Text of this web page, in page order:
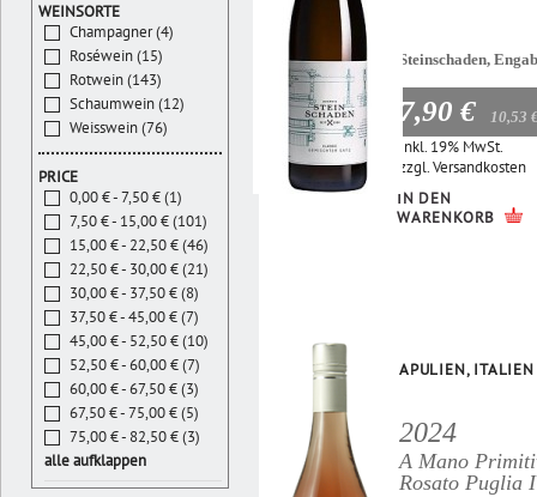
Steinschaden,
7,90 € 10,53
Inkl. 19% MwSt.
zzgl.Versandkosten
IN DEN
WARENKORB
APULIEN, ITALIEN
2024
A Mano
Rosato Puglia
WEINSORTE
Champagner (4)
Roséwein (15)
Rotwein (143)
Schaumwein (12)
Weisswein (76)
PRICE
0,00 € - 7,50 € (1)
7,50 € - 15,00 € (101)
15,00 € - 22,50 € (46)
22,50 € - 30,00 € (21)
30,00 € - 37,50 € (8)
37,50 € - 45,00 € (7)
45,00 € - 52,50 € (10)
52,50 € - 60,00 € (7)
60,00 € - 67,50 € (3)
67,50 € - 75,00 € (5)
75,00 € - 82,50 € (3)
alle aufklappen